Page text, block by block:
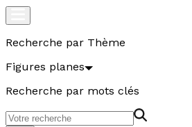
Recherche par Thème
Figures planes
Recherche par mots clés